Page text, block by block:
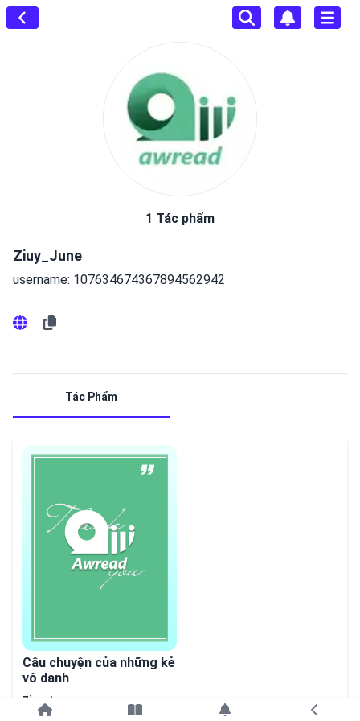
1 Tác phẩm
Ziuy_June
username: 107634674367894562942
Tác Phẩm
Câu chuyện của những kẻ
vô danh
Ziuy_June